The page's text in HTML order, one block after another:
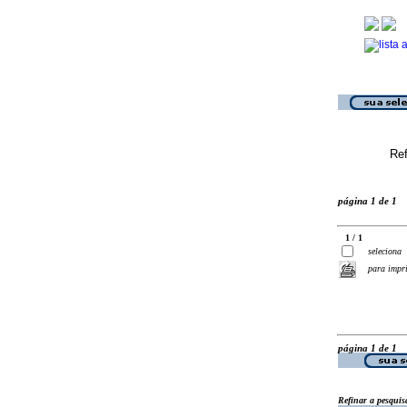
página 1 de 1
1 / 1
seleciona
para
página 1 de 1
Refinar a